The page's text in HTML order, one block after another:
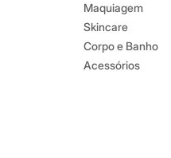
Maquiagem
Skincare
Corpo e Banho
Acessórios